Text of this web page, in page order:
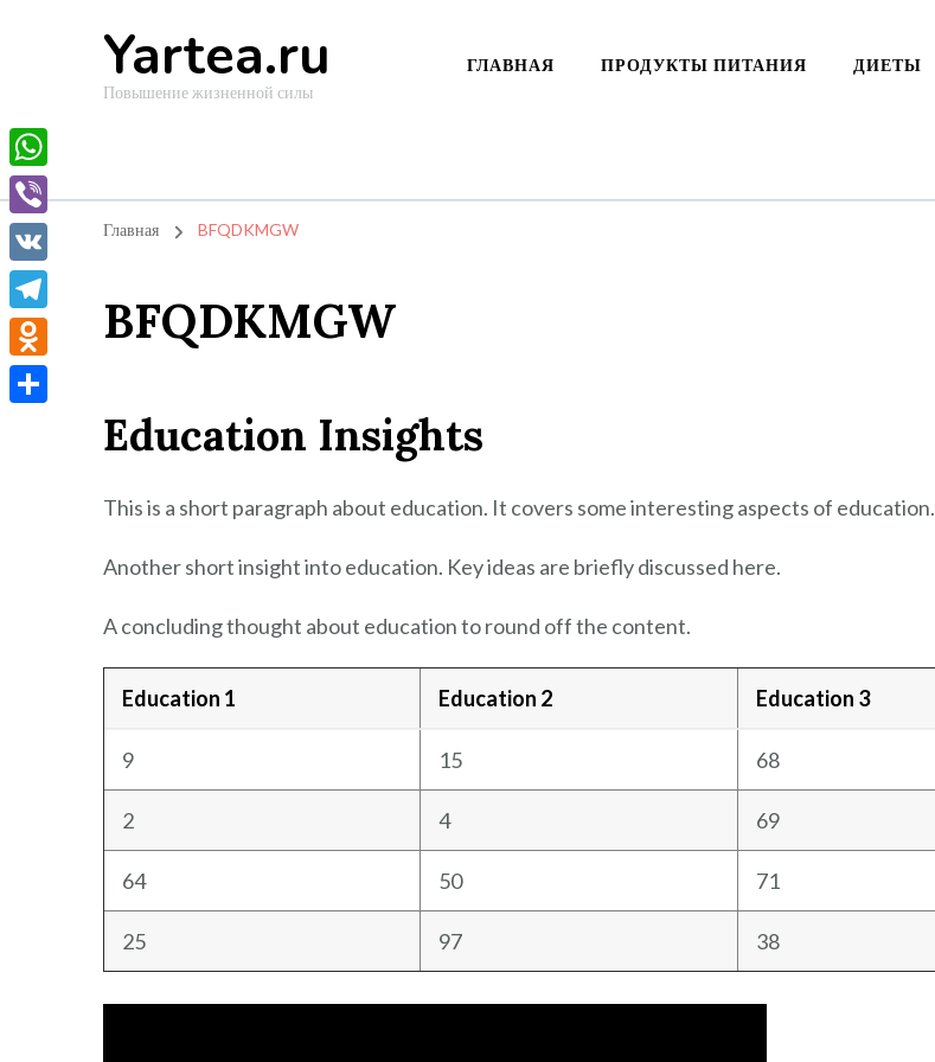
Yartea.ru
Повышение жизненной силы
ГЛАВНАЯ ПРОДУКТЫ ПИТАНИЯ ДИЕТЫ
Главная BFQDKMGW
BFQDKMGW
Education Insights
This is a short paragraph about education. It covers some interesting aspects of education.
Another short insight into education. Key ideas are briefly discussed here.
A concluding thought about education to round off the content.
Education 1 Education 2 Education 3
9 15 68
2 4 69
64 50 71
25 97 38
WhatsApp
Viber
VK
Telegram
Odnoklassniki
Отправить